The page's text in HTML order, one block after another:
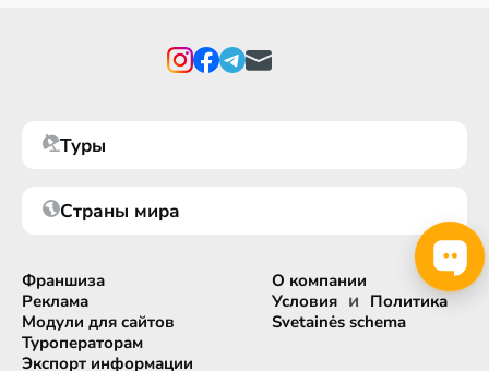
Туры
Страны мира
Франшиза
Реклама
Модули для сайтов
Туроператорам
Экспорт информации
О компании
Условия и Политика
Svetainės schema